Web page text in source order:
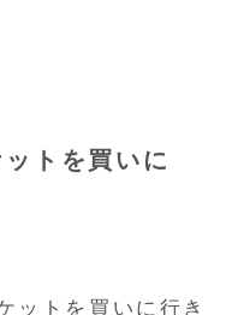
トを買いに
ットを買いに行き